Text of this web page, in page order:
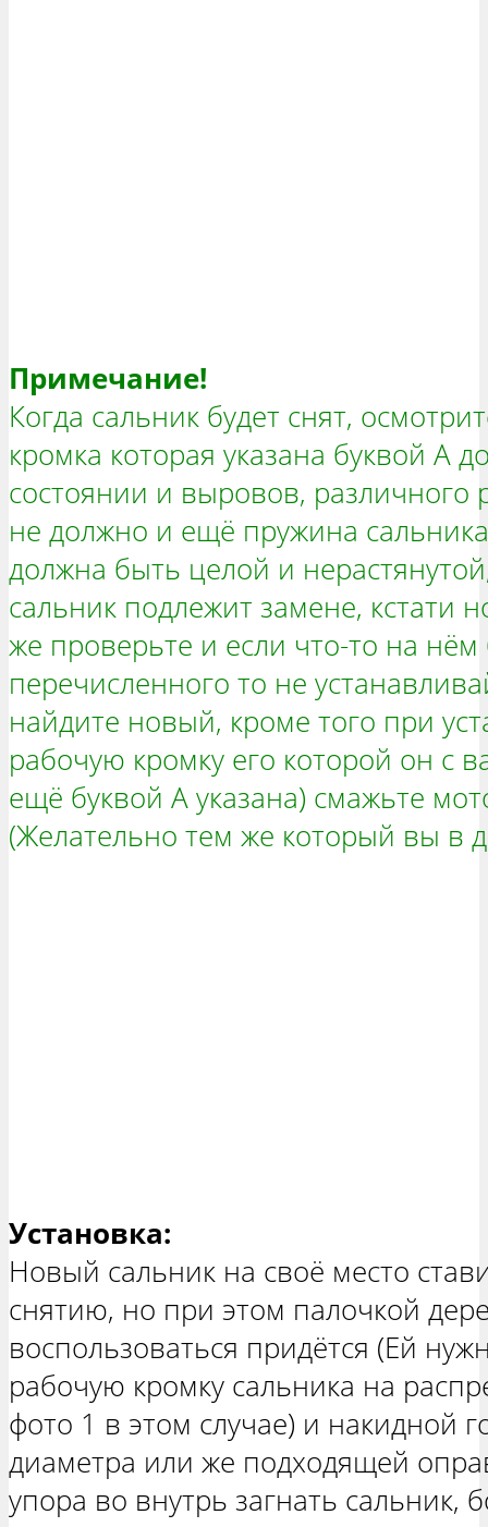
Примечание!
Когда сальник будет снят,
кромка которая указана буквой А
состоянии и выровов,
не должно и ещё пружина
должна быть целой и
сальник подлежит замене, кстати
же проверьте и если что-то на
перечисленного то не
найдите новый, кроме того при
рабочую кромку его которой он с
ещё буквой А указана) смажьте
(Желательно тем же который вы в
Установка:
Новый сальник на своё место
снятию, но при этом палочкой
воспользоваться придётся (Ей
рабочую кромку сальника на
фото 1 в этом случае) и накидной
диаметра или же подходящей
упора во внутрь загнать сальник,